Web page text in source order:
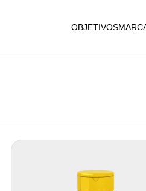
OBJETIVOS